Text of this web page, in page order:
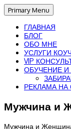
Primary Menu
ГЛАВНАЯ
БЛОГ
ОБО МНЕ
УСЛУГИ
VIP
ОБУЧЕНИЕ И
РЕКЛАМА НА
Мужчина и
Мужчина и